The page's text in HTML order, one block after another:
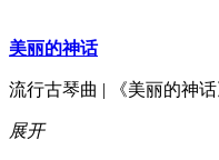
美丽的神话
流行古琴曲 | 《美丽的神
展开